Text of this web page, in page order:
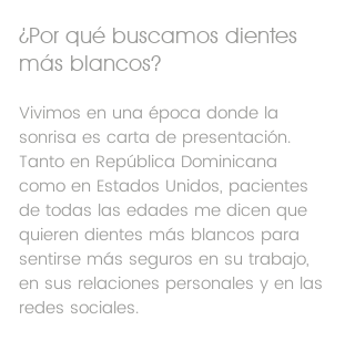
¿Por qué buscamos dientes
más blancos?
Vivimos en una época donde la
sonrisa es carta de presentación.
Tanto en República Dominicana
como en Estados Unidos, pacientes
de todas las edades me dicen que
quieren dientes más blancos para
sentirse más seguros en su trabajo,
en sus relaciones personales y en las
redes sociales.